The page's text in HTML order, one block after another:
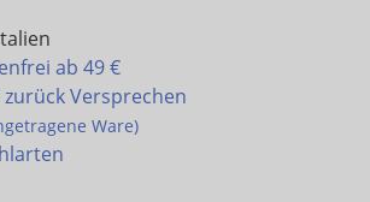
ab 49 €
zurück Versprechen
Ware)